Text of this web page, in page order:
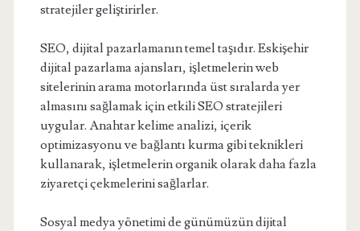
stratejiler geliştirirler.
SEO, dijital pazarlamanın temel taşıdır. Eskişehir
dijital pazarlama ajansları, işletmelerin web
sitelerinin arama motorlarında üst sıralarda yer
almasını sağlamak için etkili SEO stratejileri
uygular. Anahtar kelime analizi, içerik
optimizasyonu ve bağlantı kurma gibi teknikleri
kullanarak, işletmelerin organik olarak daha fazla
ziyaretçi çekmelerini sağlarlar.
Sosyal medya yönetimi de günümüzün dijital